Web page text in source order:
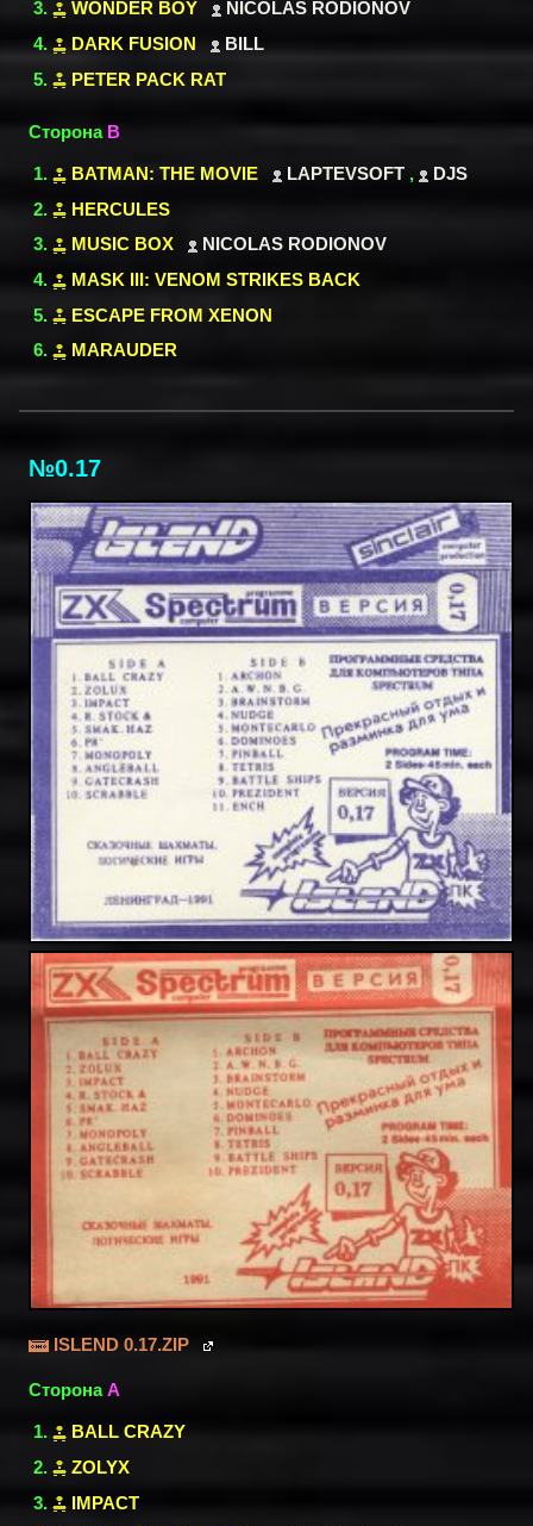
WONDER BOY
NICOLAS RODIONOV
DARK FUSION
BILL
PETER PACK RAT
Сторона B
BATMAN: THE MOVIE LAPTEVSOFT ,
DJS
HERCULES
MUSIC BOX
NICOLAS RODIONOV
MASK III: VENOM STRIKES BACK
ESCAPE FROM XENON
MARAUDER
№0.17
ISLEND 0.17.ZIP
СторонаA
BALL CRAZY
ZOLYX
IMPACT